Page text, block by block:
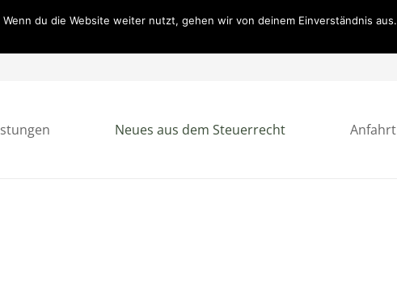
Neues aus dem Steuerrecht Anfahrt
du die Website weiter nutzt, gehen wir von deinem Einverständnis aus.